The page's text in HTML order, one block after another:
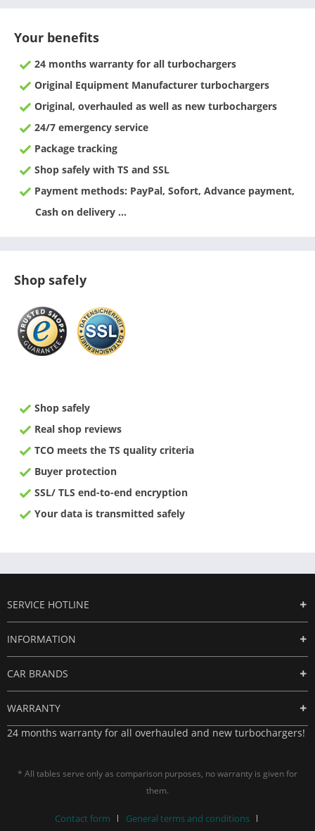
Your benefits
24 months warranty for all turbochargers
Original Equipment Manufacturer turbochargers
Original, overhauled as well as new turbochargers
24/7 emergency service
Package tracking
Shop safely with TS and SSL
Payment methods: PayPal, Sofort, Advance payment,
Cash on delivery ...
Shop safely
Shop safely
Real shop reviews
TCO meets the TS quality criteria
Buyer protection
SSL/ TLS end-to-end encryption
Your data is transmitted safely
SERVICE HOTLINE
INFORMATION
CAR BRANDS
WARRANTY
24 months warranty for all overhauled and new turbochargers!
* All tables serve only as comparison purposes, no warranty is given for
them.
Contact form General terms and conditions